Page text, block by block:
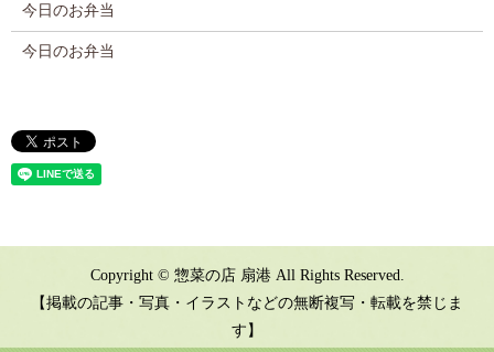
今日のお弁当
今日のお弁当
Copyright © 惣菜の店 扇港 All Rights Reserved.
【掲載の記事・写真・イラストなどの無断複写・転載を禁じま
す】